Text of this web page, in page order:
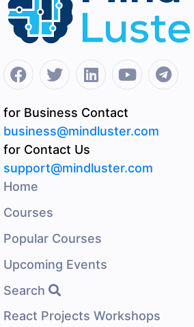
for Business Contact
business@mindluster.com
for Contact Us
support@mindluster.com
Home
Courses
Popular Courses
Upcoming Events
Search
React Projects Workshops